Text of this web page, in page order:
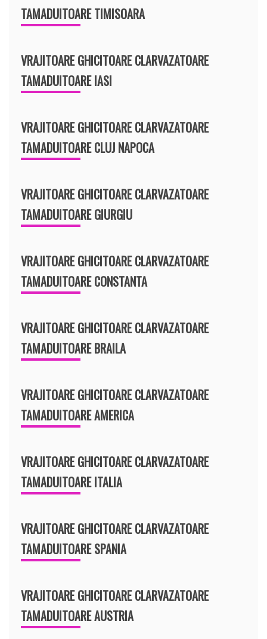
TAMADUITOARE TIMISOARA
VRAJITOARE GHICITOARE CLARVAZATOARE
TAMADUITOARE IASI
VRAJITOARE GHICITOARE CLARVAZATOARE
TAMADUITOARE CLUJ NAPOCA
VRAJITOARE GHICITOARE CLARVAZATOARE
TAMADUITOARE GIURGIU
VRAJITOARE GHICITOARE CLARVAZATOARE
TAMADUITOARE CONSTANTA
VRAJITOARE GHICITOARE CLARVAZATOARE
TAMADUITOARE BRAILA
VRAJITOARE GHICITOARE CLARVAZATOARE
TAMADUITOARE AMERICA
VRAJITOARE GHICITOARE CLARVAZATOARE
TAMADUITOARE ITALIA
VRAJITOARE GHICITOARE CLARVAZATOARE
TAMADUITOARE SPANIA
VRAJITOARE GHICITOARE CLARVAZATOARE
TAMADUITOARE AUSTRIA